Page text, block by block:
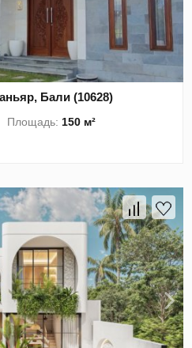
Бали (10628)
Площадь:150 м²